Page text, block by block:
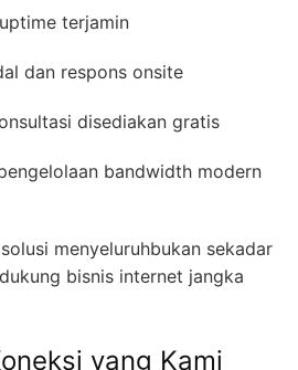
terjamin
dan respons onsite
disediakan gratis
bandwidth modern
menyeluruhbukan sekadar
bisnis internet jangka
yang Kami